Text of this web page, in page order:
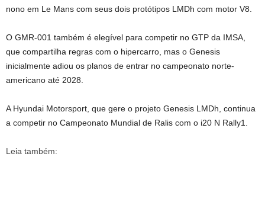
nono em Le Mans com seus dois protótipos LMDh com motor V8.
O GMR-001 também é elegível para competir no GTP da IMSA,
que compartilha regras com o hipercarro, mas o Genesis
inicialmente adiou os planos de entrar no campeonato norte-
americano até 2028.
A Hyundai Motorsport, que gere o projeto Genesis LMDh, continua
a competir no Campeonato Mundial de Ralis com o i20 N Rally1.
Leia também: